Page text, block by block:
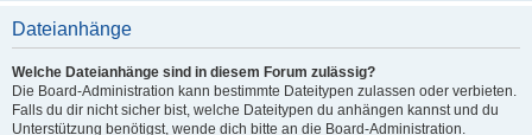
Dateianhänge
Welche Dateianhänge sind in diesem Forum zulässig?
Die Board-Administration kann bestimmte Dateitypen zulassen oder verbieten.
Falls du dir nicht sicher bist, welche Dateitypen du anhängen kannst und du
Unterstützung benötigst, wende dich bitte an die Board-Administration.